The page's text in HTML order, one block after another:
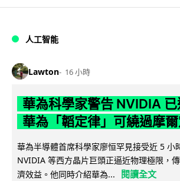
人工智能
Lawton 16 小時
華為科學家警告 NVIDIA
華為「韜定律」可繞過摩
華為半導體首席科學家廖恒罕見接受近 5 小
NVIDIA 等西方晶片巨頭正逼近物理極限，
濟效益。他同時介紹華為...
閱讀全文